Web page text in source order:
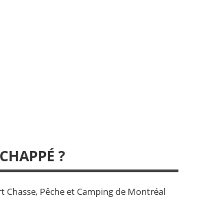
?
Chasse, Pêche et Camping de Montréal